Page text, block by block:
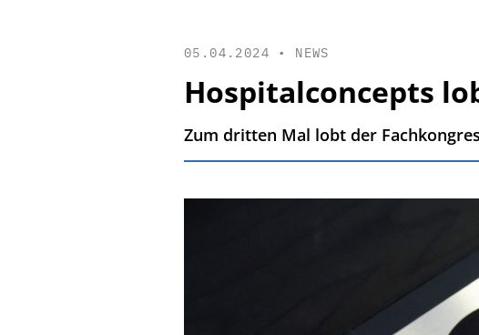
05.04.2024 • NEWS
Hospitalconcepts
Zum dritten Mal lobt der